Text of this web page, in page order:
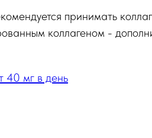
принимать
коллагеном -
40 мг в день